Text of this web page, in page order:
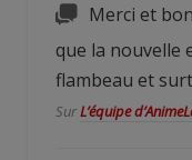
Merci et
que la nouvelle
flambeau et
SurL’équipe